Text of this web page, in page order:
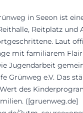
in Seeon ist
Reitplatz und
Laut
mit familiärem
Jugendarbeit
Grünweg e.V. Das
des
([gruenweg.de]